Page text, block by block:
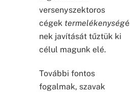
versenyszektoros
cégek termelékenységé
nek javítását tűztük ki
célul magunk elé.
További fontos
fogalmak, szavak